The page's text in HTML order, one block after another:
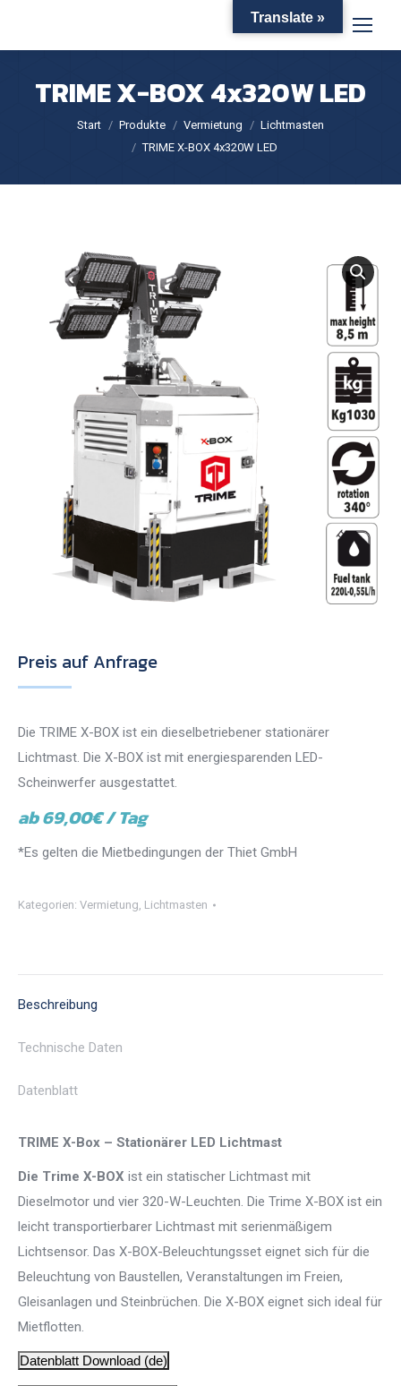
TRIME X-BOX 4x320W LED
Sie befinden sich hier:
Start Produkte Vermietung
Lichtmasten
TRIME X-BOX 4x320W LED
Preis auf Anfrage
Die TRIME X-BOX ist ein dieselbetriebener stationärer
Lichtmast. Die X-BOX ist mit energiesparenden LED-
Scheinwerfer ausgestattet.
ab 69,00€ / Tag
*Es gelten die Mietbedingungen der Thiet GmbH
Kategorien: Vermietung, Lichtmasten
Beschreibung
Technische Daten
Datenblatt
TRIME X-Box – Stationärer LED Lichtmast
Die Trime X-BOX ist ein statischer Lichtmast mit
Dieselmotor und vier 320-W-Leuchten. Die Trime X-BOX ist ein
leicht transportierbarer Lichtmast mit serienmäßigem
Lichtsensor. Das X-BOX-Beleuchtungsset eignet sich für die
Beleuchtung von Baustellen, Veranstaltungen im Freien,
Gleisanlagen und Steinbrüchen. Die X-BOX eignet sich ideal für
Mietflotten.
Datenblatt Download (de)
Translate »